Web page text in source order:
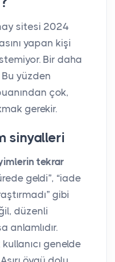
sitesi 2024
yapan kişi
Bir daha
yüzden
çok,
gerekir.
sinyalleri
tekrar
geldi”, “iade
gibi
düzenli
anlamlıdır.
genelde